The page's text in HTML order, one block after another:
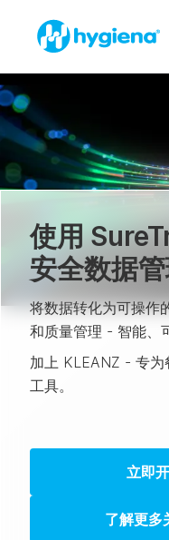
使用
安全数据
将数据转化为可操作
和质量管理 - 智能、
加上 KLEANZ - 专为
工具。
立即
了解更多